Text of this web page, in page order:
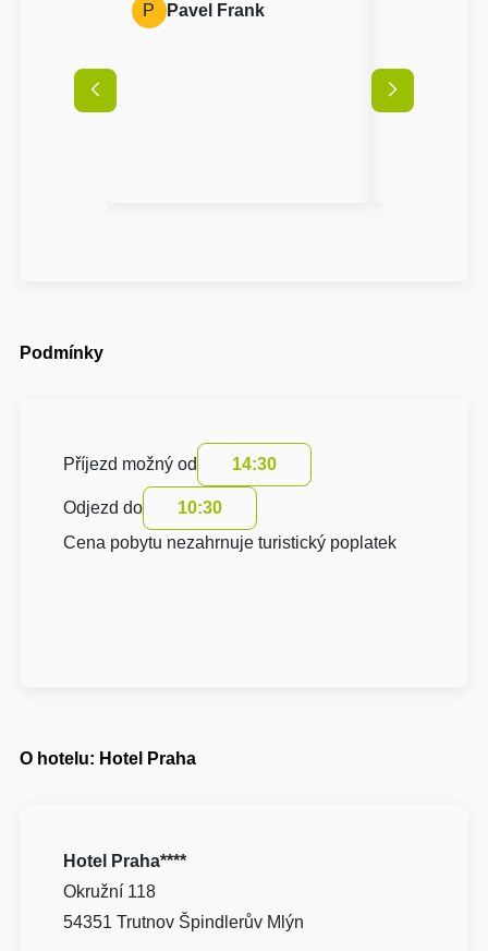
P Pavel Frank
Podmínky
Příjezd možný od 14:30
Odjezd do
10:30
Cena pobytu nezahrnuje turistický poplatek
O hotelu: Hotel Praha
Hotel Praha****
Okružní 118
54351 Trutnov Špindlerův Mlýn